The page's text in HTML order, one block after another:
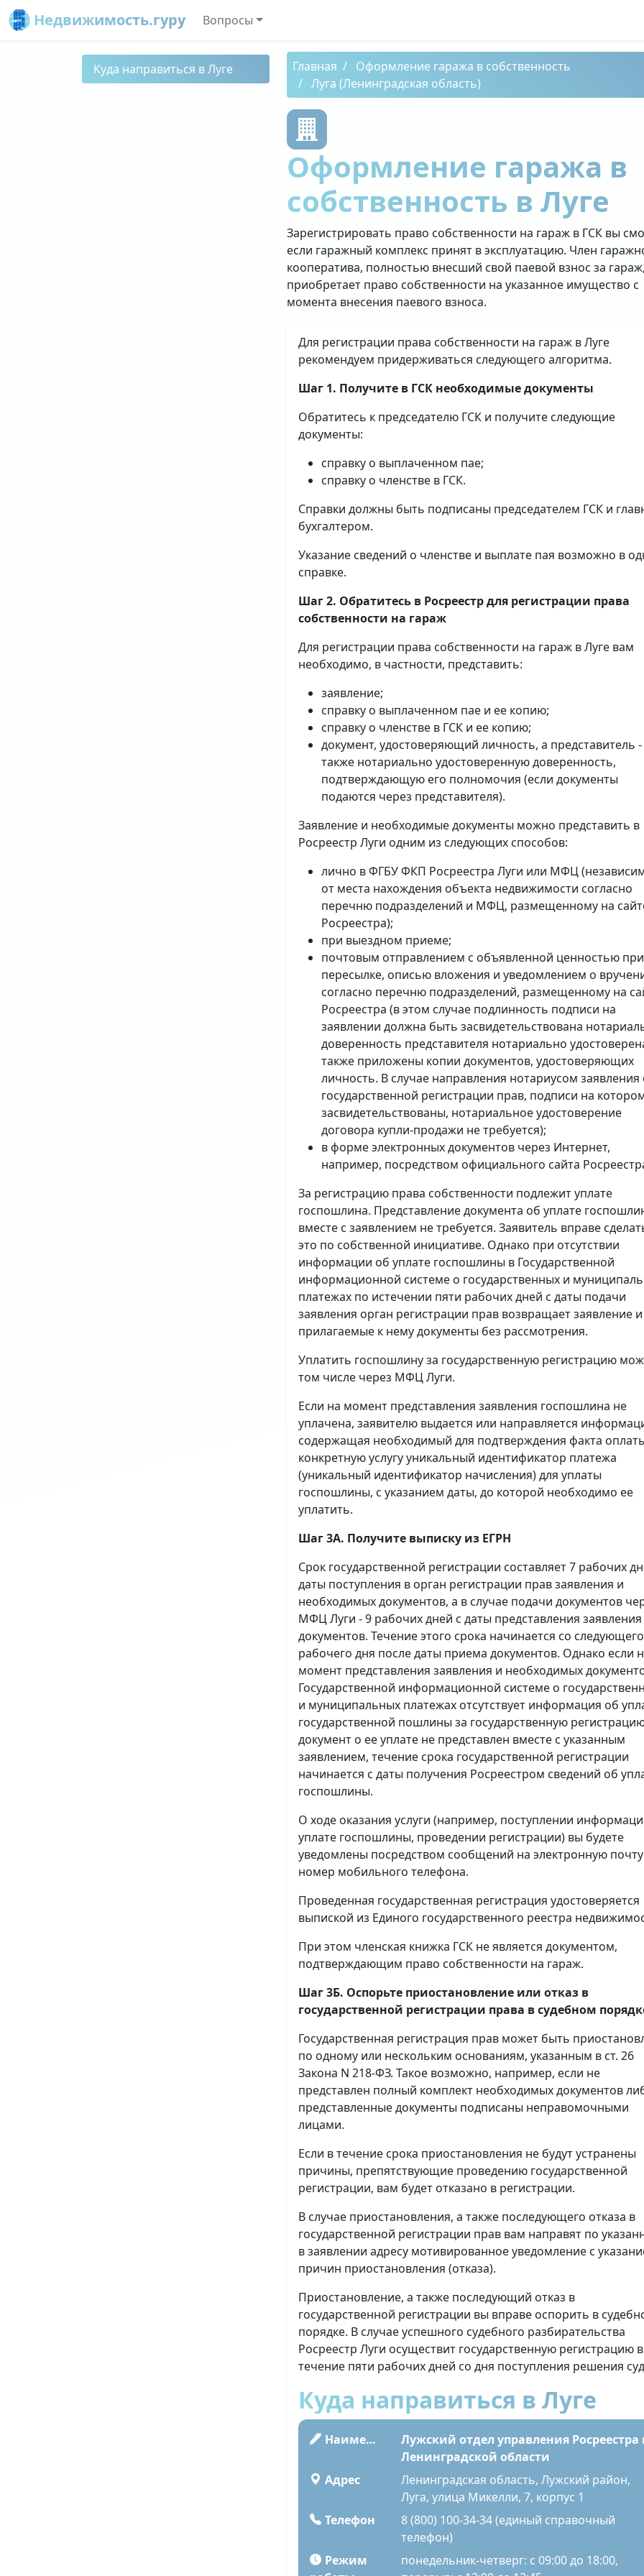
Недвижимость.гуру Вопросы
Куда направиться в Луге Главная
Оформление гаража в собственность
Луга (Ленинградская область)
Оформление гаража в
собственность в Луге
Зарегистрировать право собственности на гараж в ГСК вы
если гаражный комплекс принят в эксплуатацию. Член
кооператива, полностью внесший свой паевой взнос за гараж,
приобретает право собственности на указанное имущество с
момента внесения паевого взноса.
Для регистрации права собственности на гараж в Луге
рекомендуем придерживаться следующего алгоритма.
Шаг 1. Получите в ГСК необходимые документы
Обратитесь к председателю ГСК и получите следующие
документы:
справку о выплаченном пае;
справку о членстве в ГСК.
Справки должны быть подписаны председателем ГСК и
бухгалтером.
Указание сведений о членстве и выплате пая возможно в
справке.
Шаг 2. Обратитесь в Росреестр для регистрации права
собственности на гараж
Для регистрации права собственности на гараж в Луге вам
необходимо, в частности, представить:
заявление;
справку о выплаченном пае и ее копию;
справку о членстве в ГСК и ее копию;
документ, удостоверяющий личность, а представитель -
также нотариально удостоверенную доверенность,
подтверждающую его полномочия (если документы
подаются через представителя).
Заявление и необходимые документы можно представить в
Росреестр Луги одним из следующих способов:
лично в ФГБУ ФКП Росреестра Луги или МФЦ
от места нахождения объекта недвижимости согласно
перечню подразделений и МФЦ, размещенному на
Росреестра);
при выездном приеме;
почтовым отправлением с объявленной ценностью при
пересылке, описью вложения и уведомлением о
согласно перечню подразделений, размещенному на
Росреестра (в этом случае подлинность подписи на
заявлении должна быть засвидетельствована
доверенность представителя нотариально
также приложены копии документов, удостоверяющих
личность. В случае направления нотариусом заявления
государственной регистрации прав, подписи на
засвидетельствованы, нотариальное удостоверение
договора купли-продажи не требуется);
в форме электронных документов через Интернет,
например, посредством официального сайта
За регистрацию права собственности подлежит уплате
госпошлина. Представление документа об уплате
вместе с заявлением не требуется. Заявитель вправе
это по собственной инициативе. Однако при отсутствии
информации об уплате госпошлины в Государственной
информационной системе о государственных и
платежах по истечении пяти рабочих дней с даты подачи
заявления орган регистрации прав возвращает заявление и
прилагаемые к нему документы без рассмотрения.
Уплатить госпошлину за государственную регистрацию
том числе через МФЦ Луги.
Если на момент представления заявления госпошлина не
уплачена, заявителю выдается или направляется
содержащая необходимый для подтверждения факта
конкретную услугу уникальный идентификатор платежа
(уникальный идентификатор начисления) для уплаты
госпошлины, с указанием даты, до которой необходимо ее
уплатить.
Шаг 3А. Получите выписку из ЕГРН
Срок государственной регистрации составляет 7 рабочих
даты поступления в орган регистрации прав заявления и
необходимых документов, а в случае подачи документов
МФЦ Луги - 9 рабочих дней с даты представления заявления
документов. Течение этого срока начинается со следующего
рабочего дня после даты приема документов. Однако если
момент представления заявления и необходимых
Государственной информационной системе о
и муниципальных платежах отсутствует информация об
государственной пошлины за государственную
документ о ее уплате не представлен вместе с указанным
заявлением, течение срока государственной регистрации
начинается с даты получения Росреестром сведений об
госпошлины.
О ходе оказания услуги (например, поступлении
уплате госпошлины, проведении регистрации) вы будете
уведомлены посредством сообщений на электронную
номер мобильного телефона.
Проведенная государственная регистрация удостоверяется
выпиской из Единого государственного реестра
При этом членская книжка ГСК не является документом,
подтверждающим право собственности на гараж.
Шаг 3Б. Оспорьте приостановление или отказ в
государственной регистрации права в судебном
Государственная регистрация прав может быть
по одному или нескольким основаниям, указанным в ст. 26
Закона N 218-ФЗ. Такое возможно, например, если не
представлен полный комплект необходимых документов
представленные документы подписаны неправомочными
лицами.
Если в течение срока приостановления не будут устранены
причины, препятствующие проведению государственной
регистрации, вам будет отказано в регистрации.
В случае приостановления, а также последующего отказа в
государственной регистрации прав вам направят по
в заявлении адресу мотивированное уведомление с
причин приостановления (отказа).
Приостановление, а также последующий отказ в
государственной регистрации вы вправе оспорить в
порядке. В случае успешного судебного разбирательства
Росреестр Луги осуществит государственную регистрацию в
течение пяти рабочих дней со дня поступления решения
Куда направиться в Луге
Наименование
Лужский отдел управления Росреестра
Ленинградской области
Адрес
Ленинградская область, Лужский район,
Луга, улица Микелли, 7, корпус 1
Телефон
8 (800) 100-34-34 (единый справочный
телефон)
Режим
понедельник-четверг: с 09:00 до 18:00,